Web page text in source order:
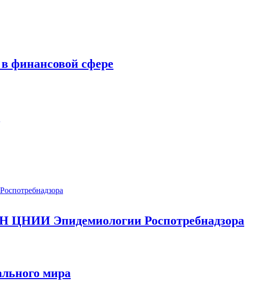
финансовой сфере
ЦНИИ Эпидемиологии Роспотребнадзора
мира